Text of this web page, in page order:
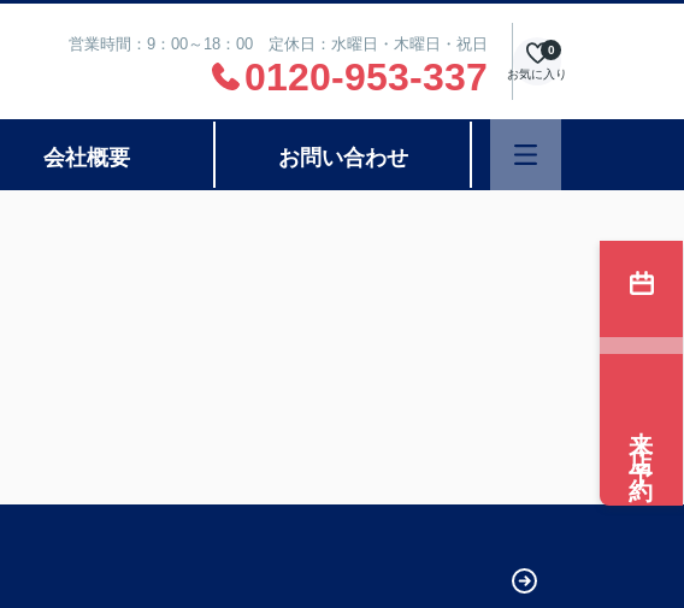
営業時間：9：00～18：00 定休日：水曜日・木曜日・祝日
0120-953-337 お気に入り
0
会社概要 お問い合わせ
来店予約